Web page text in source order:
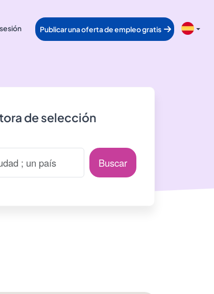
Publicar una oferta de empleo gratis
de selección
Buscar